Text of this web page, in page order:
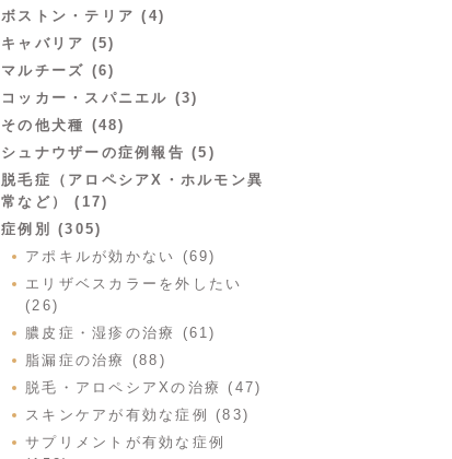
ボストン・テリア (4)
キャバリア (5)
マルチーズ (6)
コッカー・スパニエル (3)
その他犬種 (48)
シュナウザーの症例報告 (5)
脱毛症（アロペシアX・ホルモン異
常など） (17)
症例別 (305)
アポキルが効かない (69)
エリザベスカラーを外したい
(26)
膿皮症・湿疹の治療 (61)
脂漏症の治療 (88)
脱毛・アロペシアXの治療 (47)
スキンケアが有効な症例 (83)
サプリメントが有効な症例